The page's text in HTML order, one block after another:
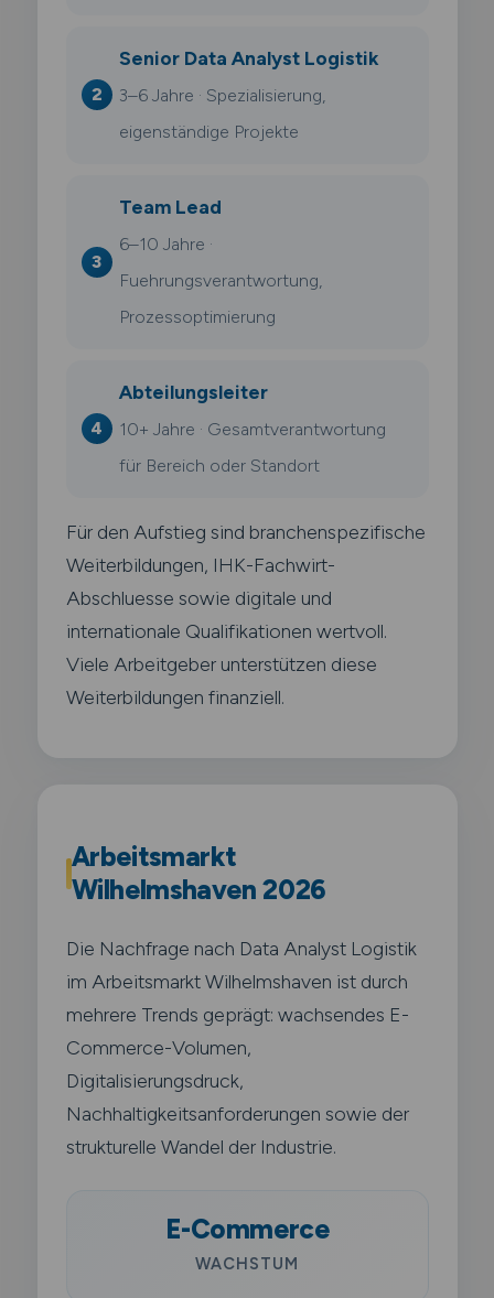
Senior Data Analyst Logistik
3–6 Jahre · Spezialisierung,
eigenständige Projekte
Team Lead
6–10 Jahre ·
Fuehrungsverantwortung,
Prozessoptimierung
Abteilungsleiter
10+ Jahre · Gesamtverantwortung
für Bereich oder Standort
Für den Aufstieg sind branchenspezifische
Weiterbildungen, IHK-Fachwirt-
Abschluesse sowie digitale und
internationale Qualifikationen wertvoll.
Viele Arbeitgeber unterstützen diese
Weiterbildungen finanziell.
Arbeitsmarkt
Wilhelmshaven 2026
Die Nachfrage nach Data Analyst Logistik
im Arbeitsmarkt Wilhelmshaven ist durch
mehrere Trends geprägt: wachsendes E-
Commerce-Volumen,
Digitalisierungsdruck,
Nachhaltigkeitsanforderungen sowie der
strukturelle Wandel der Industrie.
E-Commerce
WACHSTUM